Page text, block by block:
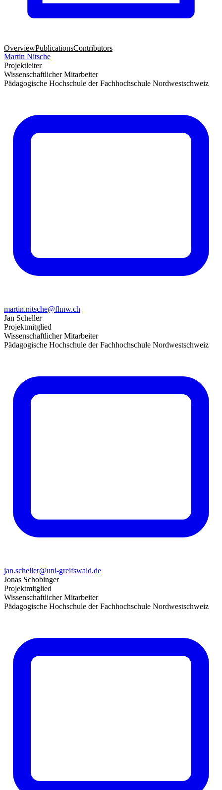
OverviewPublicationsContributors
Martin Nitsche
Projektleiter
Wissenschaftlicher Mitarbeiter
Pädagogische Hochschule der Fachhochschule Nordwestschweiz
martin.nitsche@fhnw.ch
Jan Scheller
Projektmitglied
Wissenschaftlicher Mitarbeiter
Pädagogische Hochschule der Fachhochschule Nordwestschweiz
jan.scheller@uni-greifswald.de
Jonas Schobinger
Projektmitglied
Wissenschaftlicher Mitarbeiter
Pädagogische Hochschule der Fachhochschule Nordwestschweiz